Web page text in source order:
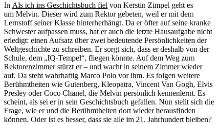
In Als ich ins Geschichtsbuch fiel von Kerstin Zimpel geht es
um Melvin. Dieser wird zum Rektor gebeten, weil er mit dem
Lernstoff seiner Klasse hinterherhängt. Da er öfter auf seine kranke
Schwester aufpassen muss, hat er auch die letzte Hausaufgabe nicht
erledigt: einen Aufsatz über zwei bedeutende Persönlichkeiten der
Weltgeschichte zu schreiben. Er sorgt sich, dass er deshalb von der
Schule, dem „IQ-Tempel“, fliegen könnte. Auf dem Weg zum
Rektorenzimmer stürzt er – und wacht in seinem Zimmer wieder
auf. Da steht wahrhaftig Marco Polo vor ihm. Es folgen weitere
Berühmtheiten wie Gutenberg, Kleopatra, Vincent Van Gogh, Elvis
Presley oder Coco Chanel, die Melvin persönlich kennenlernt. Es
scheint, als sei er in sein Geschichtsbuch gefallen. Nun stellt sich die
Frage, wie er und die Berühmtheiten dort wieder herausfinden
können. Oder ist es besser, dass sie alle im 21. Jahrhundert bleiben?